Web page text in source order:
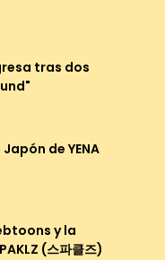
tras dos
de YENA
y la
(스파클즈)